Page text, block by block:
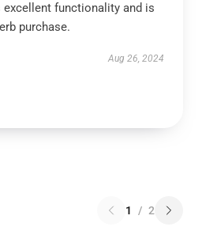
functionality and is
purchase.
Aug 26, 2024
1 / 2